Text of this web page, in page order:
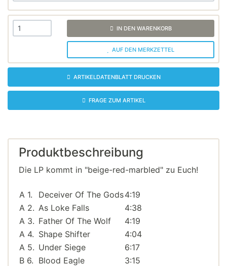
IN DEN WARENKORB
AUF DEN MERKZETTEL
ARTIKELDATENBLATT DRUCKEN
FRAGE ZUM ARTIKEL
Produktbeschreibung
Die LP kommt in "beige-red-marbled" zu Euch!
A 1. Deceiver Of The Gods4:19
A 2. As Loke Falls
4:38
A 3. Father Of The Wolf
4:19
A 4. Shape Shifter
4:04
A 5. Under Siege
6:17
B 6. Blood Eagle
3:15